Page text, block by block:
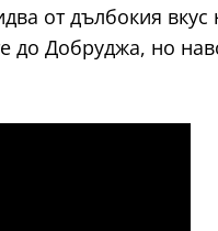
от дълбокия
до Добруджа, но